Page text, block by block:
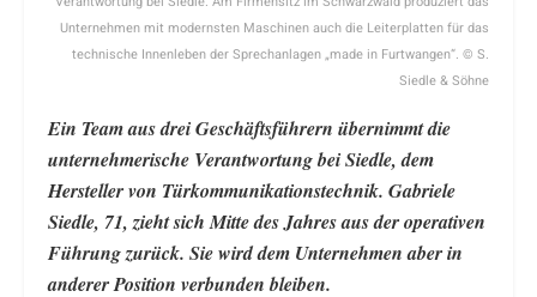
Unternehmen mit modernsten Maschinen auch die Leiterplatten für das
technische Innenleben der Sprechanlagen „made in Furtwangen“. © S.
Siedle & Söhne
Ein Team aus drei Geschäftsführern übernimmt die
unternehmerische Verantwortung bei Siedle, dem
Hersteller von Türkommunikationstechnik. Gabriele
Siedle, 71, zieht sich Mitte des Jahres aus der operativen
Führung zurück. Sie wird dem Unternehmen aber in
anderer Position verbunden bleiben.